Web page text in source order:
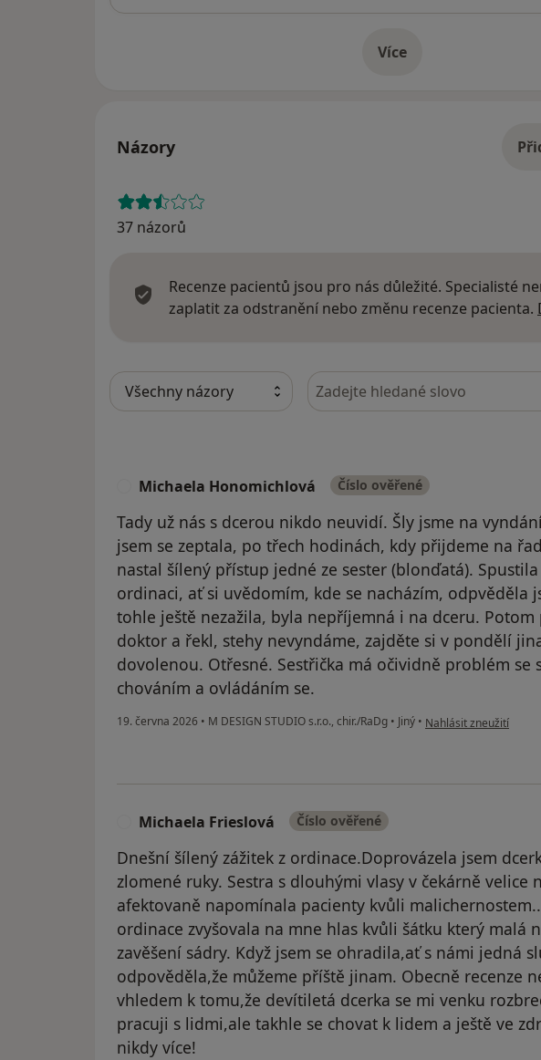
Víceo adrese
Názory
37 názorů
Recenze pacientů jsou pro nás důležité. Specialisté
zaplatit za odstranění nebo změnu recenze pacienta.
Hledejte v názorech
Michaela Honomichlová Číslo ověřené
Tady už nás s dcerou nikdo neuvidí. Šly jsme na
jsem se zeptala, po třech hodinách, kdy přijdeme na
nastal šílený přístup jedné ze sester (blonďatá).
ordinaci, ať si uvědomím, kde se nacházím, odpvěděla
tohle ještě nezažila, byla nepříjemná i na dceru. Potom
doktor a řekl, stehy nevyndáme, zajděte si v pondělí
dovolenou. Otřesné. Sestřička má očividně problém se
chováním a ovládáním se.
19. června 2026 • M DESIGN STUDIO s.r.o., chir./RaDg • Jiný • podle názoru
Nahlásit zneužití
Michaela Frieslová Číslo ověřené
Dnešní šílený zážitek z ordinace.Doprovázela jsem
zlomené ruky. Sestra s dlouhými vlasy v čekárně velice
afektovaně napomínala pacienty kvůli
ordinace zvyšovala na mne hlas kvůli šátku který malá
zavěšení sádry. Když jsem se ohradila,ať s námi jedná
odpověděla,že můžeme příště jinam. Obecně recenze
vhledem k tomu,že devítiletá dcerka se mi venku
pracuji s lidmi,ale takhle se chovat k lidem a ještě ve
nikdy více!